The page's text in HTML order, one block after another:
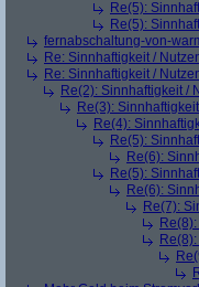
Re(5):
Re(5):
fernabschaltung-von-
Re: Sinnhaftigkeit /
Re: Sinnhaftigkeit /
Re(2): Sinnhaftigkeit /
Re(3):
Re(4):
Re(5):
Re(6):
Re(5):
Re(6):
Re(7):